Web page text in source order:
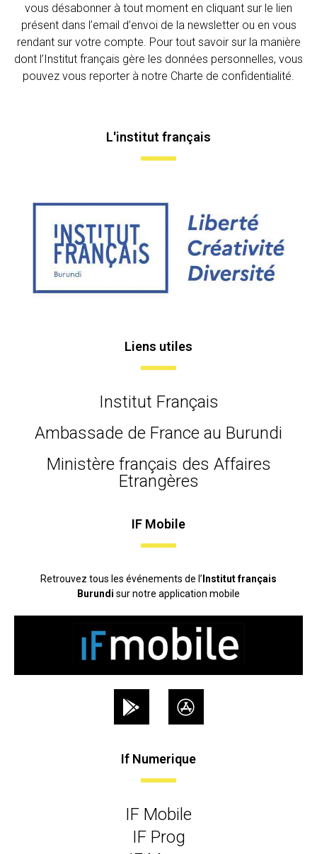
vous désabonner à tout moment en cliquant sur le lien
présent dans l’email d’envoi de la newsletter ou en vous
rendant sur votre compte. Pour tout savoir sur la manière
dont l’Institut français gère les données personnelles, vous
pouvez vous reporter à notre Charte de confidentialité.
L'institut français
Liens utiles
Institut Français
Ambassade de France au Burundi
Ministère français des Affaires
Etrangères
IF Mobile
Retrouvez tous les événements de l’ Institut français
Burundi sur notre application mobile
If Numerique
IF Mobile
IF Prog